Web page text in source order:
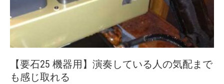
【要石25 機器用】演奏している人の気配まで
も感じ取れる